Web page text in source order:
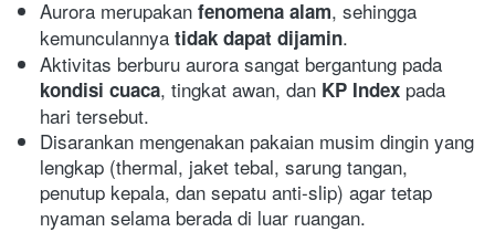
Aurora merupakan fenomena alam, sehingga
kemunculannya tidak dapat dijamin.
kondisi cuaca, tingkat awan, dan KP Index pada
hari tersebut.
Disarankan mengenakan pakaian musim dingin yang
lengkap (thermal, jaket tebal, sarung tangan,
penutup kepala, dan sepatu anti-slip) agar tetap
nyaman selama berada di luar ruangan.